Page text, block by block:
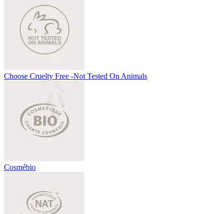
Choose Cruelty Free -Not Tested On Animals
Cosmébio